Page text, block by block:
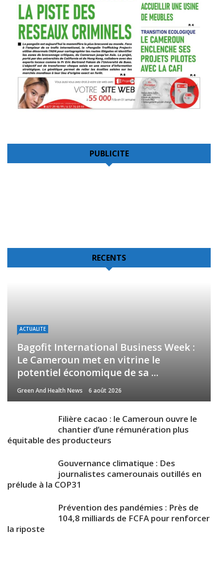
PUBLICITE
RECENTS
ACTUALITE
Bagofit International Business Week :
Le Cameroun met en vitrine le
potentiel économique de sa ...
Green And Health News 6 août 2026
Filière cacao : le Cameroun ouvre le
chantier d’une rémunération plus
équitable des producteurs
Gouvernance climatique : Des
journalistes camerounais outillés en
prélude à la COP31
Prévention des pandémies : Près de
104,8 milliards de FCFA pour renforcer
la riposte